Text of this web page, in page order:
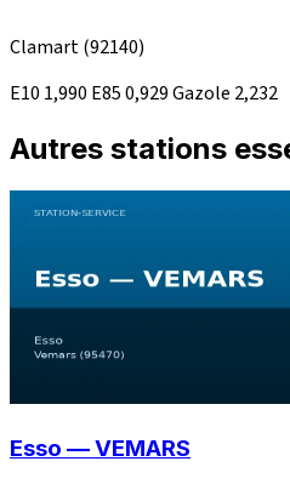
Clamart(92140)
E10 1,990 E850,929Gazole 2,232
Autres stations
Esso — VEMARS